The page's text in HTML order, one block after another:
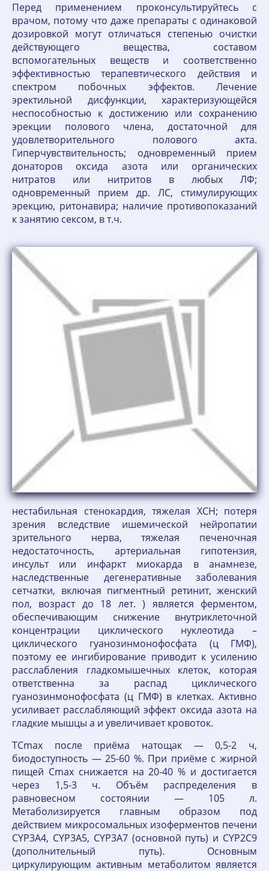
Перед применением проконсультируйтесь с
врачом, потому что даже препараты с одинаковой
дозировкой могут отличаться степенью очистки
действующего вещества, составом
вспомогательных веществ и соответственно
эффективностью терапевтического действия и
спектром побочных эффектов. Лечение
эректильной дисфункции, характеризующейся
неспособностью к достижению или сохранению
эрекции полового члена, достаточной для
удовлетворительного полового акта.
Гиперчувствительность; одновременный прием
донаторов оксида азота или органических
нитратов или нитритов в любых ЛФ;
одновременный прием др. ЛС, стимулирующих
эрекцию, ритонавира; наличие противопоказаний
к занятию сексом, в т.ч.
нестабильная стенокардия, тяжелая ХСН; потеря
зрения вследствие ишемической нейропатии
зрительного нерва, тяжелая печеночная
недостаточность, артериальная гипотензия,
инсульт или инфаркт миокарда в анамнезе,
наследственные дегенеративные заболевания
сетчатки, включая пигментный ретинит, женский
пол, возраст до 18 лет. ) является ферментом,
обеспечивающим снижение внутриклеточной
концентрации циклического нуклеотида –
циклического гуанозинмонофосфата (ц ГМФ),
поэтому ее ингибирование приводит к усилению
расслабления гладкомышечных клеток, которая
ответственна за распад циклического
гуанозинмонофосфата (ц ГМФ) в клетках. Активно
усиливает расслабляющий эффект оксида азота на
гладкие мышцы а и увеличивает кровоток.
TCmax после приёма натощак — 0,5-2 ч,
биодоступность — 25-60 %. При приёме с жирной
пищей Cmax снижается на 20-40 % и достигается
через 1,5-3 ч. Объём распределения в
равновесном состоянии — 105 л.
Метаболизируется главным образом под
действием микросомальных изоферментов печени
CYP3A4, CYP3A5, CYP3A7 (основной путь) и CYP2C9
(дополнительный путь). Основным
циркулирующим активным метаболитом является